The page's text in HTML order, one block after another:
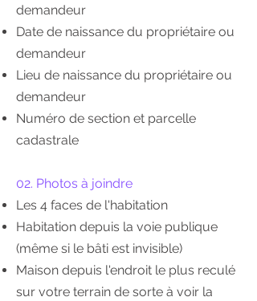
demandeur
Date de naissance du propriétaire ou
demandeur
Lieu de naissance du propriétaire ou
demandeur
Numéro de section et parcelle
cadastrale
02. Photos à joindre
Les 4 faces de l'habitation
Habitation depuis la voie publique
(même si le bâti est invisible)
Maison depuis l'endroit le plus reculé
sur votre terrain de sorte à voir la